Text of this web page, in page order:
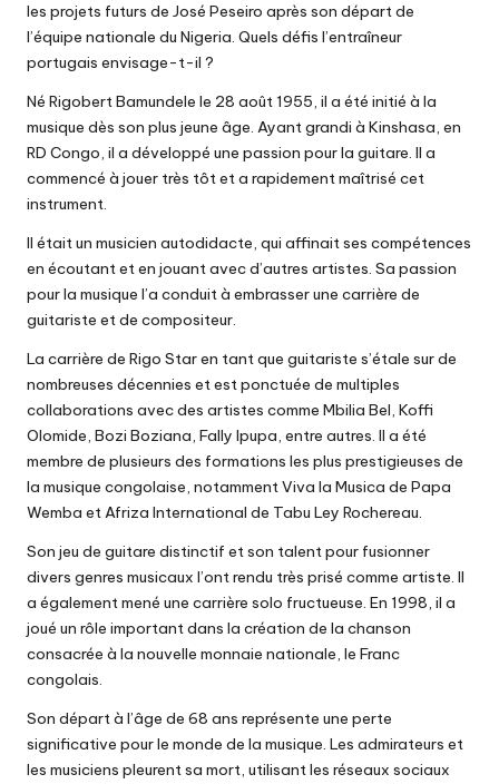
les projets futurs de José Peseiro après son départ de
l’équipe nationale du Nigeria. Quels défis l’entraîneur
portugais envisage-t-il ?
Né Rigobert Bamundele le 28 août 1955, il a été initié à la
musique dès son plus jeune âge. Ayant grandi à Kinshasa, en
RD Congo, il a développé une passion pour la guitare. Il a
commencé à jouer très tôt et a rapidement maîtrisé cet
instrument.
Il était un musicien autodidacte, qui affinait ses compétences
en écoutant et en jouant avec d’autres artistes. Sa passion
pour la musique l’a conduit à embrasser une carrière de
guitariste et de compositeur.
La carrière de Rigo Star en tant que guitariste s’étale sur de
nombreuses décennies et est ponctuée de multiples
collaborations avec des artistes comme Mbilia Bel, Koffi
Olomide, Bozi Boziana, Fally Ipupa, entre autres. Il a été
membre de plusieurs des formations les plus prestigieuses de
la musique congolaise, notamment Viva la Musica de Papa
Wemba et Afriza International de Tabu Ley Rochereau.
Son jeu de guitare distinctif et son talent pour fusionner
divers genres musicaux l’ont rendu très prisé comme artiste. Il
a également mené une carrière solo fructueuse. En 1998, il a
joué un rôle important dans la création de la chanson
consacrée à la nouvelle monnaie nationale, le Franc
congolais.
Son départ à l’âge de 68 ans représente une perte
significative pour le monde de la musique. Les admirateurs et
les musiciens pleurent sa mort, utilisant les réseaux sociaux